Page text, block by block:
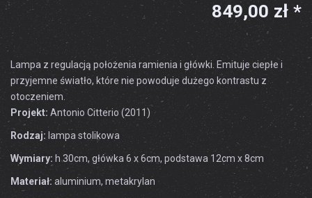
849,00 zł *
Lampa z regulacją położenia ramienia i główki. Emituje ciepłe i
przyjemne światło, które nie powoduje dużego kontrastu z
otoczeniem.
Projekt: Antonio Citterio (2011)
Rodzaj: lampa stolikowa
Wymiary: h 30cm, główka 6 x 6cm, podstawa 12cm x 8cm
Materiał: aluminium, metakrylan